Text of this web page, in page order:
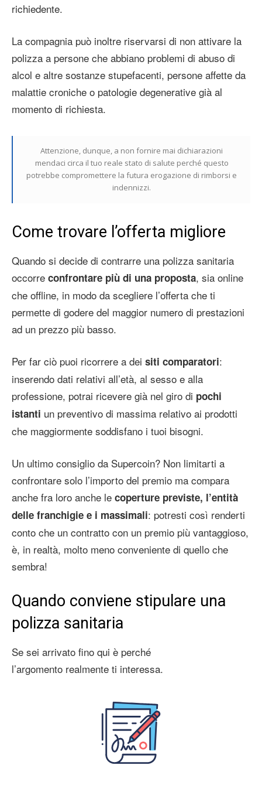
richiedente.
La compagnia può inoltre riservarsi di non attivare la
polizza a persone che abbiano problemi di abuso di
alcol e altre sostanze stupefacenti, persone affette da
malattie croniche o patologie degenerative già al
momento di richiesta.
Attenzione, dunque, a non fornire mai dichiarazioni
mendaci circa il tuo reale stato di salute perché questo
potrebbe compromettere la futura erogazione di rimborsi e
indennizzi.
Come trovare l’offerta migliore
Quando si decide di contrarre una polizza sanitaria
occorre confrontare più di una proposta, sia online
che offline, in modo da scegliere l’offerta che ti
permette di godere del maggior numero di prestazioni
ad un prezzo più basso.
Per far ciò puoi ricorrere a dei siti comparatori:
inserendo dati relativi all’età, al sesso e alla
professione, potrai ricevere già nel giro di pochi
istanti un preventivo di massima relativo ai prodotti
che maggiormente soddisfano i tuoi bisogni.
Un ultimo consiglio da Supercoin? Non limitarti a
confrontare solo l’importo del premio ma compara
anche fra loro anche le coperture previste, l’entità
delle franchigie e i massimali: potresti così renderti
conto che un contratto con un premio più vantaggioso,
è, in realtà, molto meno conveniente di quello che
sembra!
Quando conviene stipulare una
polizza sanitaria
Se sei arrivato fino qui è perché
l’argomento realmente ti interessa.